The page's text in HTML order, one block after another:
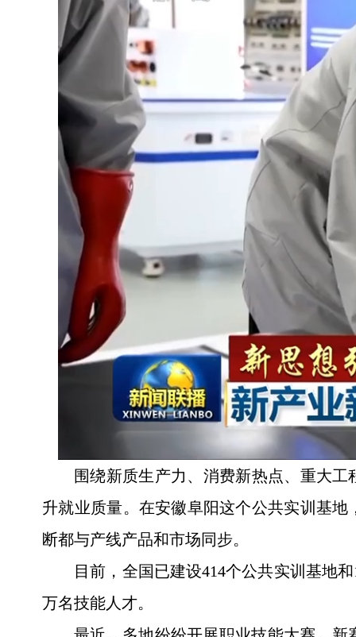
围绕新质生产力、消费新热点、重大
升就业质量。在安徽阜阳这个公共实训基
断都与产线产品和市场同步。
目前，全国已建设414个公共实训基地
万名技能人才。